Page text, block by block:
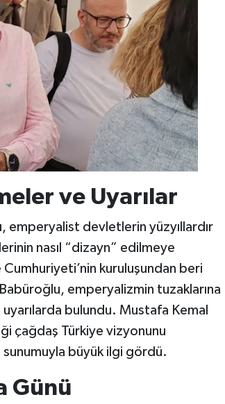
ve Uyarılar
emperyalist devletlerin yüzyıllardır
nasıl “dizayn” edilmeye
Cumhuriyeti’nin kuruluşundan beri
emperyalizmin tuzaklarına
bulundu. Mustafa Kemal
çağdaş Türkiye vizyonunu
sunumuyla büyük ilgi gördü.
Günü